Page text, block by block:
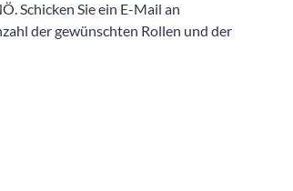
der gewünschten Rollen und der